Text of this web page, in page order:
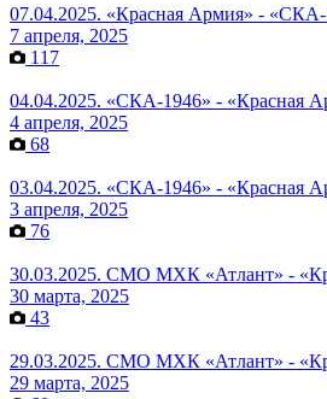
07.04.2025. «Красная Армия» -
7 апреля, 2025
117
04.04.2025. «СКА-1946» - «Красная
4 апреля, 2025
68
03.04.2025. «СКА-1946» - «Красная
3 апреля, 2025
76
30.03.2025. СМО МХК «Атлант» -
30 марта, 2025
43
29.03.2025. СМО МХК «Атлант» -
29 марта, 2025